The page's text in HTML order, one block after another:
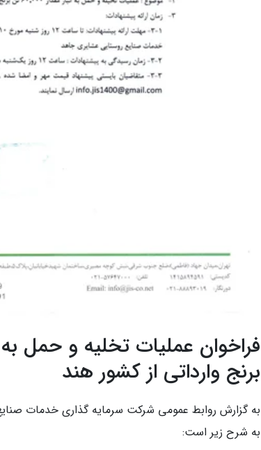
برنج وارداتی از کشور هند
به گزارش روابط عمومی شرکت سرمایه گذاری خدمات
به شرح زیر است: